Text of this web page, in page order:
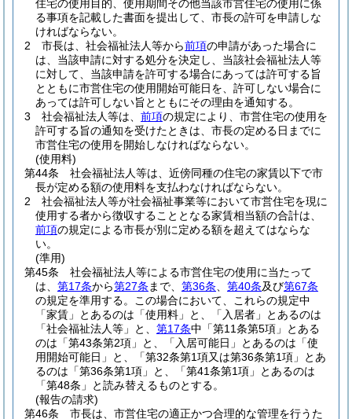
住宅の使用目的、使用期間その他当該市営住宅の使用に係
る事項を記載した書面を提出して、市長の許可を申請しな
ければならない。
2
市長は、社会福祉法人等から前項の申請があった場合に
は、当該申請に対する処分を決定し、当該社会福祉法人等
に対して、当該申請を許可する場合にあっては許可する旨
とともに市営住宅の使用開始可能日を、許可しない場合に
あっては許可しない旨とともにその理由を通知する。
3
社会福祉法人等は、 前項の規定により、市営住宅の使用を
許可する旨の通知を受けたときは、市長の定める日までに
市営住宅の使用を開始しなければならない。
(使用料)
第44条
社会福祉法人等は、近傍同種の住宅の家賃以下で市
長が定める額の使用料を支払わなければならない。
2
社会福祉法人等が社会福祉事業等において市営住宅を現に
使用する者から徴収することとなる家賃相当額の合計は、
前項の規定による市長が別に定める額を超えてはならな
い。
(準用)
第45条
社会福祉法人等による市営住宅の使用に当たって
は、 第17条から第27条 まで、 第36条 第40条及び第67条
の規定を準用する。
この場合において、これらの規定中
「家賃」とあるのは「使用料」と、「入居者」とあるのは
「社会福祉法人等」と、 第17条中「第11条第5項」とある
のは「第43条第2項」と、「入居可能日」とあるのは「使
用開始可能日」と、「第32条第1項又は第36条第1項」とあ
るのは「第36条第1項」と、「第41条第1項」とあるのは
「第48条」と読み替えるものとする。
(報告の請求)
第46条
市長は、市営住宅の適正かつ合理的な管理を行うた